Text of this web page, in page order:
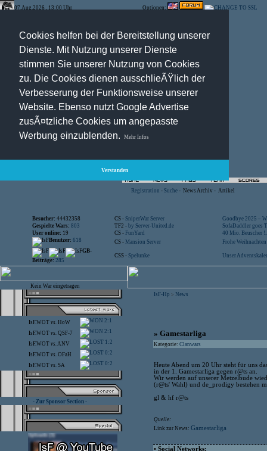
Cookies helfen bei der Bereitstellung unserer
Dienste. Mit Nutzung unserer Dienste
stimmen Sie unserer Nutzung von Cookies
zu. Die Cookies dienen ausschlieÃŸlich der
Verbesserung der Funktionsweise unserer
Website. Ebenso nutzt Google Advertise
zusÃ¤tzliche Cookies um angepasste
Werbung einzublenden.
Mehr Infos
Verstanden
07.Aug.2026 , 13:00 Uhr Optionen:
Registration - Suche - News Archiv - Artikel
Besucher: 44432358 CS - SniperWar Server
Goodbye 2025 –
Gespielte Wars: 803 TF2 - by Server-United.de
SofaDaddler goes
User online: 19 CS - FunYard
40 Mio. Beuscher
Benutzer: 618 CS - Mansion Server
Frohe
GB-
Beiträge: 285
CSS - Spelunke Unser
Kein War eingetragen
IsF.WOT vs. HoW 2:1
IsF.WOT vs. QSF-7 2:1
IsF.WOT vs.ANV 1:2
IsF.WOT vs. OFaH 0:2
IsF.WOT vs. SA 0:2
- Zur Sponsor Section -
IsF-Hp > News
» Gamestarliga
Kategorie: Clanwars
Heute Abend um 20 Uhr steht für uns
in der 1. Gamestarliga gegen r@ts an.
Wir werden auf unserer Metzelbude
(r@ts' Wahl) und de_prodigy bestehen
gl & hf r@ts
Quelle:
Link zur News: Gamestarliga
• Social Networks: